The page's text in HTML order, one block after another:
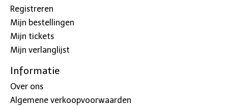
Registreren
Mijn bestellingen
Mijn tickets
Mijn verlanglijst
Informatie
Over ons
Algemene verkoopvoorwaarden